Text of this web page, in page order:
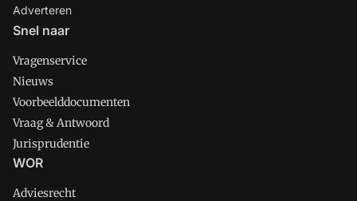
Adverteren
Snel naar
Vragenservice
Nieuws
Voorbeelddocumenten
Vraag & Antwoord
Jurisprudentie
WOR
Adviesrecht